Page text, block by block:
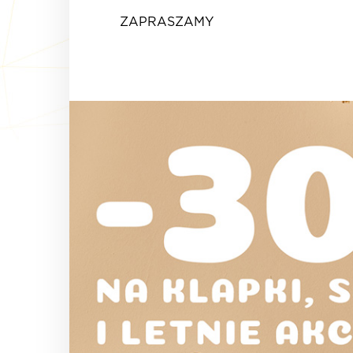
ZAPRASZAMY